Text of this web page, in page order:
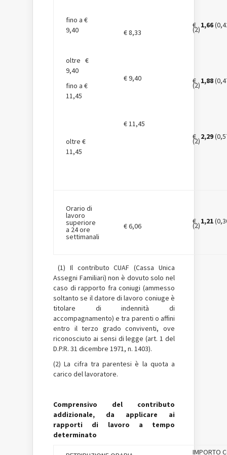
fino a €
9,40
oltre €
9,40
fino a €
11,45
oltre €
11,45
€ 8,33
€ 9,40
€ 11,45
€ 1,66
(2)
€ 1,88
(2)
€ 2,29
(2)
Orario di
lavoro
superiore
a 24 ore
settimanali
€ 6,06
€ 1,21
(2)
(1) Il contributo CUAF (Cassa Unica
Assegni Familiari) non è dovuto solo nel
caso di rapporto fra coniugi (ammesso
soltanto se il datore di lavoro coniuge è
titolare di indennità di
accompagnamento) e tra parenti o affini
entro il terzo grado conviventi, ove
riconosciuto ai sensi di legge (art. 1 del
D.P.R. 31 dicembre 1971, n. 1403).
(2) La cifra tra parentesi è la quota a
carico del lavoratore.
Comprensivo del contributo
addizionale, da applicare ai
rapporti di lavoro a tempo
determinato
IMPORTO